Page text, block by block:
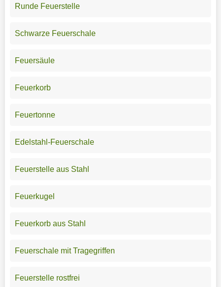
Runde Feuerstelle
Schwarze Feuerschale
Feuersäule
Feuerkorb
Feuertonne
Edelstahl-Feuerschale
Feuerstelle aus Stahl
Feuerkugel
Feuerkorb aus Stahl
Feuerschale mit Tragegriffen
Feuerstelle rostfrei